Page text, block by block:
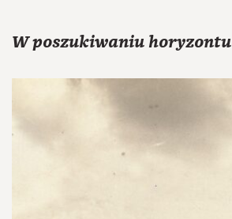
W poszukiwaniu horyzontu